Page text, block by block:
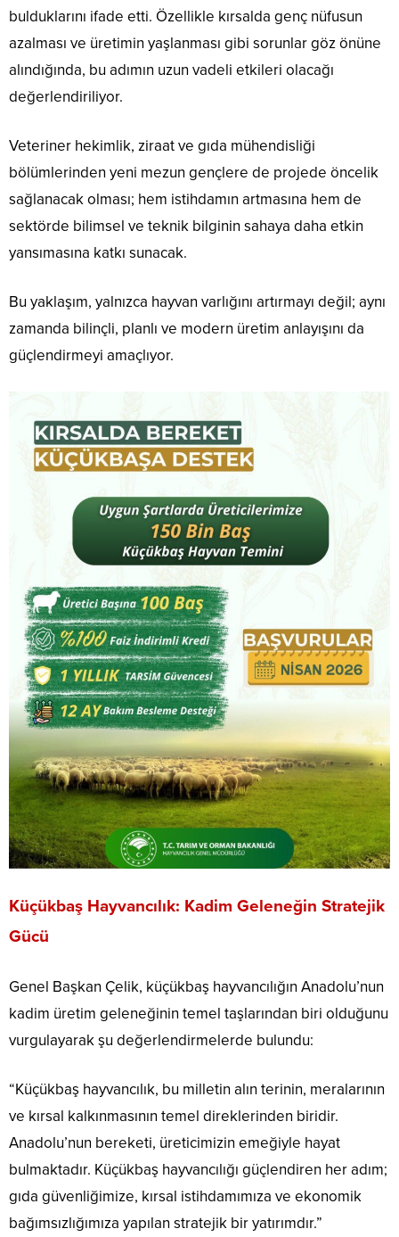
bulduklarını ifade etti. Özellikle kırsalda genç nüfusun
azalması ve üretimin yaşlanması gibi sorunlar göz önüne
alındığında, bu adımın uzun vadeli etkileri olacağı
değerlendiriliyor.
Veteriner hekimlik, ziraat ve gıda mühendisliği
bölümlerinden yeni mezun gençlere de projede öncelik
sağlanacak olması; hem istihdamın artmasına hem de
sektörde bilimsel ve teknik bilginin sahaya daha etkin
yansımasına katkı sunacak.
Bu yaklaşım, yalnızca hayvan varlığını artırmayı değil; aynı
zamanda bilinçli, planlı ve modern üretim anlayışını da
güçlendirmeyi amaçlıyor.
Küçükbaş Hayvancılık: Kadim Geleneğin Stratejik
Gücü
Genel Başkan Çelik, küçükbaş hayvancılığın Anadolu’nun
kadim üretim geleneğinin temel taşlarından biri olduğunu
vurgulayarak şu değerlendirmelerde bulundu:
“Küçükbaş hayvancılık, bu milletin alın terinin, meralarının
ve kırsal kalkınmasının temel direklerinden biridir.
Anadolu’nun bereketi, üreticimizin emeğiyle hayat
bulmaktadır. Küçükbaş hayvancılığı güçlendiren her adım;
gıda güvenliğimize, kırsal istihdamımıza ve ekonomik
bağımsızlığımıza yapılan stratejik bir yatırımdır.”